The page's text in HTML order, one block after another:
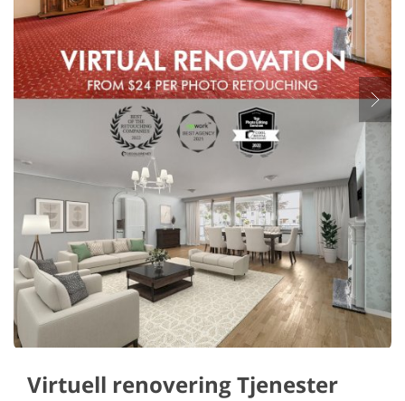
Virtuell renovering Tjenester